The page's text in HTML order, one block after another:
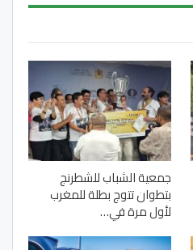
جمعية الشباب للشطرنج
بتطوان تتوج بطلة للمغرب
لأول مرة في…